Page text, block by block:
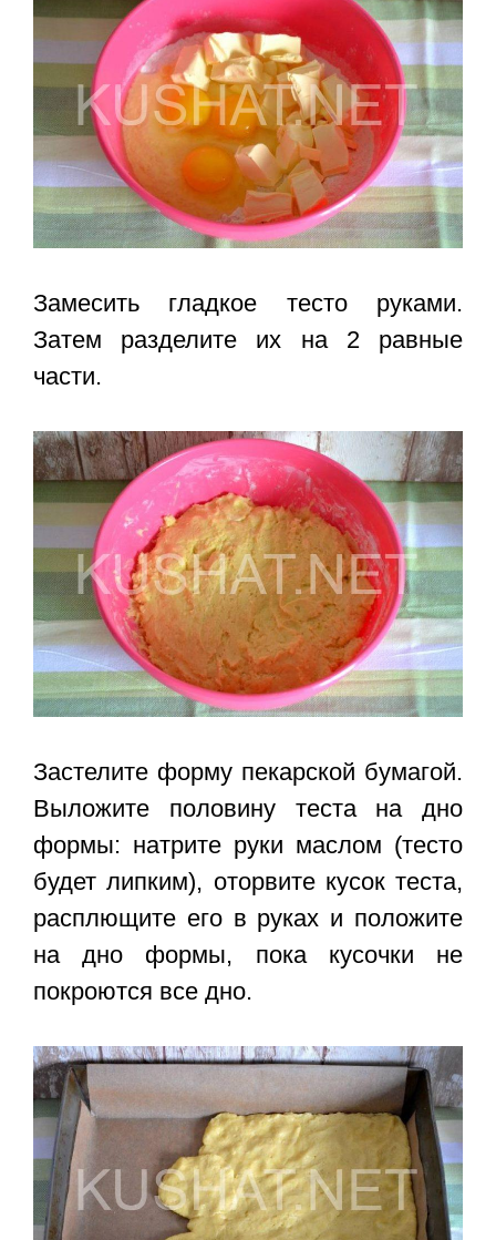
Замесить гладкое тесто руками.
Затем разделите их на 2 равные
части.
Застелите форму пекарской бумагой.
Выложите половину теста на дно
формы: натрите руки маслом (тесто
будет липким), оторвите кусок теста,
расплющите его в руках и положите
на дно формы, пока кусочки не
покроются все дно.